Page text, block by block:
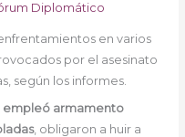
Diplomático
en varios
por el asesinato
según los informes.
empleó armamento
, obligaron a huir a